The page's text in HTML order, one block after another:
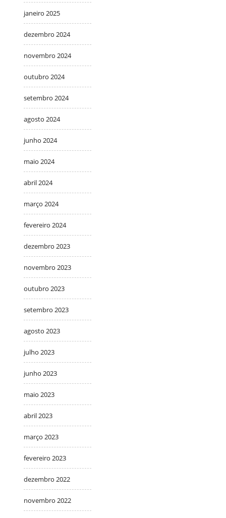
janeiro 2025
dezembro 2024
novembro 2024
outubro 2024
setembro 2024
agosto 2024
junho 2024
maio 2024
abril 2024
março 2024
fevereiro 2024
dezembro 2023
novembro 2023
outubro 2023
setembro 2023
agosto 2023
julho 2023
junho 2023
maio 2023
abril 2023
março 2023
fevereiro 2023
dezembro 2022
novembro 2022